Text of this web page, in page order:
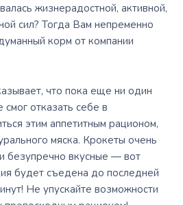
жизнерадостной, активной,
сил? Тогда Вам непременно
корм от компании
что пока еще ни один
смог отказать себе в
этим аппетитным рационом,
мяска. Крокеты очень
безупречно вкусные — вот
будет съедена до последней
Не упускайте возможности